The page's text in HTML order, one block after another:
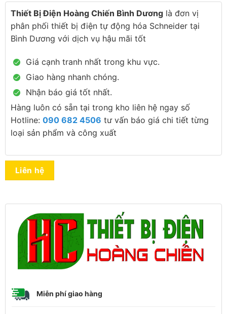
Thiết Bị Điện Hoàng Chiến Bình Dương là đơn vị
phân phối thiết bị điện tự động hóa Schneider tại
Bình Dương với dịch vụ hậu mãi tốt
Giá cạnh tranh nhất trong khu vực.
Giao hàng nhanh chóng.
Nhận báo giá tốt nhất.
Hàng luôn có sẵn tại trong kho liên hệ ngay số
Hotline: 090 682 4506 tư vấn báo giá chi tiết từng
loại sản phẩm và công xuất
Liên hệ
Miễn phí giao hàng